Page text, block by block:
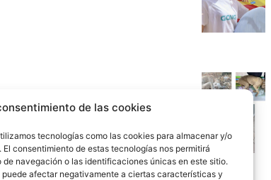
de las cookies
tecnologías como las cookies para almacenar y/o
consentimiento de estas tecnologías nos permitirá
navegación o las identificaciones únicas en este sitio.
afectar negativamente a ciertas características y